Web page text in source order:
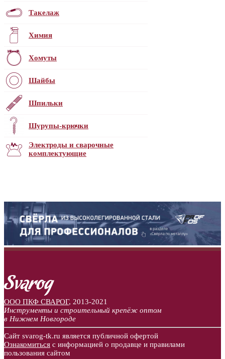
Такелаж
Химия
Хомуты
Шайбы
Шпильки
Шурупы-крючки
Электроды и сварочные
комплектующие
ООО ПКФ СВАРОГ, 2013-2021
Инструменты и строительный крепёж оптом
в Нижнем Новгороде
Сайт svarog-tk.ru является публичной офертой
Ознакомиться с информацией о продавце и правилами
пользования сайтом